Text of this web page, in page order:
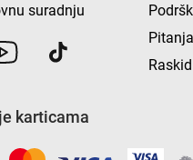
suradnju
karticama